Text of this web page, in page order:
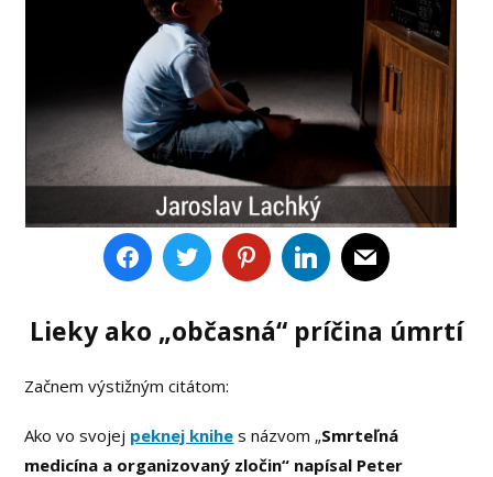
Lieky ako „občasná“ príčina úmrtí
Začnem výstižným citátom:
Ako vo svojej peknej knihe s názvom „Smrteľná
medicína a organizovaný zločin“ napísal Peter